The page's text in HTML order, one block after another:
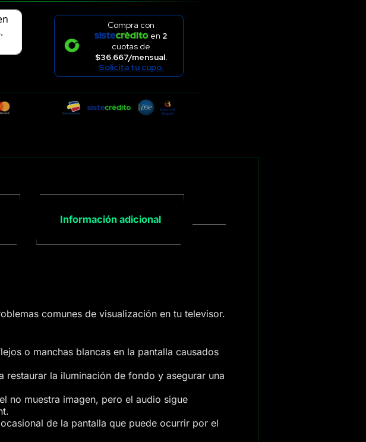
Compra con
en 2
cuotas de
$36.667/mensual.
Solicita tu cupo.
Información adicional
comunes de visualización en tu televisor.
o manchas blancas en la pantalla causados
restaurar la iluminación de fondo y asegurar una
no muestra imagen, pero el audio sigue
de la pantalla que puede ocurrir por el